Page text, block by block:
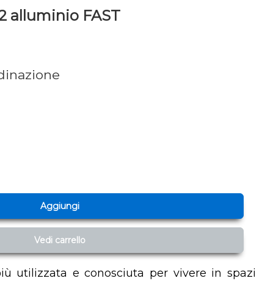
alluminio FAST
Aggiungi
Vedi carrello
utilizzata e conosciuta per vivere in spazi